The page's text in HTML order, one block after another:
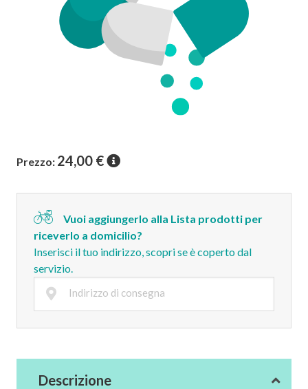
Prezzo: 24,00 €
Vuoi aggiungerlo alla Lista prodotti per
riceverlo a domicilio?
Inserisci il tuo indirizzo, scopri se è coperto dal
servizio.
Descrizione